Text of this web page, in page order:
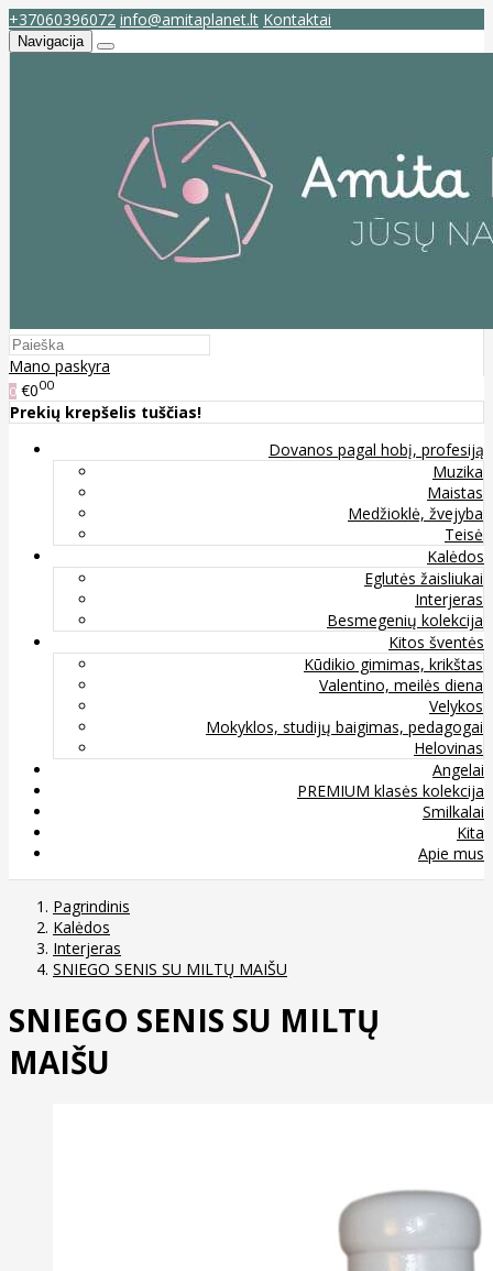
+37060396072 info@amitaplanet.lt Kontaktai
Navigacija
Mano paskyra
0 €000
Prekių krepšelis tuščias!
Dovanos pagal hobį, profesiją
Muzika
Maistas
Medžioklė, žvejyba
Teisė
Kalėdos
Eglutės žaisliukai
Interjeras
Besmegenių kolekcija
Kitos šventės
Kūdikio gimimas, krikštas
Valentino, meilės diena
Velykos
Mokyklos, studijų baigimas, pedagogai
Helovinas
Angelai
PREMIUM klasės kolekcija
Smilkalai
Kita
Apie mus
Pagrindinis
Kalėdos
Interjeras
SNIEGO SENIS SU MILTŲ MAIŠU
SNIEGO SENIS SU MILTŲ
MAIŠU